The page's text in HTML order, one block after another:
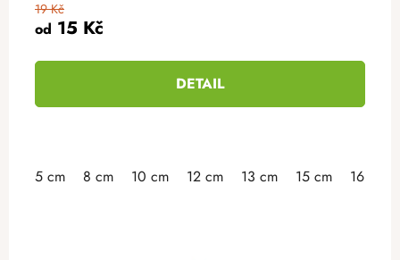
od 15 Kč
19 Kč
DETAIL
5 cm 8 cm 10 cm 12 cm 13 cm 15 cm 16 cm